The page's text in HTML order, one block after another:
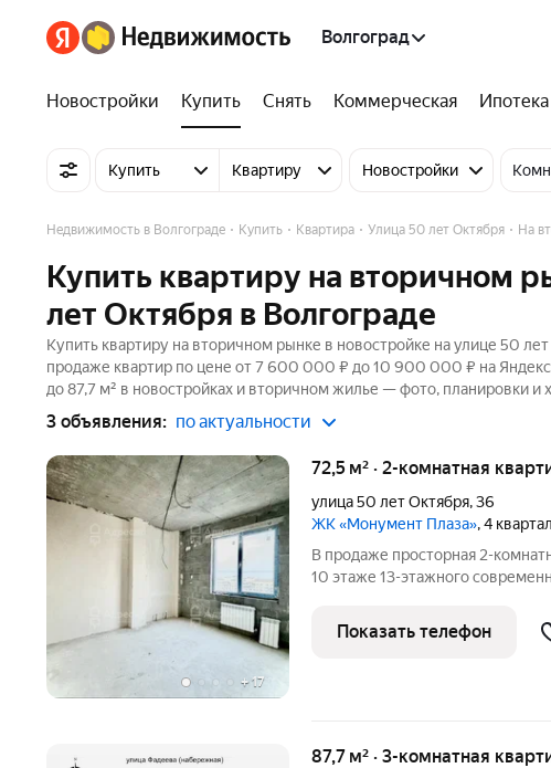
Волгоград
Новостройки Купить Снять Коммерческая Ипотека
Купить Квартиру Новостройки
Недвижимость в Волгограде Купить Квартира Улица 50 лет Октября На
Купить квартиру на вторичном
лет Октября в Волгограде
Купить квартиру на вторичном рынке в новостройке на улице 50
продаже квартир по цене от 7 600 000 ₽ до 10 900 000 ₽ на
до 87,7 м² в новостройках и вторичном жилье — фото, планировки и
3 объявления: по актуальности
+17
72,5 м² · 2-комнатная
улица 50 лет Октября,36
ЖК «Монумент Плаза», 4
В продаже просторная 2-
10 этаже 13-этажного
составляет 72,5 м, жилая 40 м, что гарантирует достаточно
пространства
Показать телефон
87,7 м² · 3-комнатная